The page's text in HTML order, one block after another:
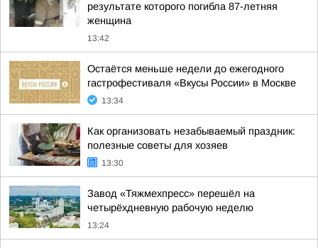
результате которого погибла 87-летняя
женщина
13:42
Остаётся меньше недели до ежегодного
гастрофестиваля «Вкусы России» в Москве
13:34
Как организовать незабываемый праздник:
полезные советы для хозяев
13:30
Завод «Тяжмехпресс» перешёл на
четырёхдневную рабочую неделю
13:24